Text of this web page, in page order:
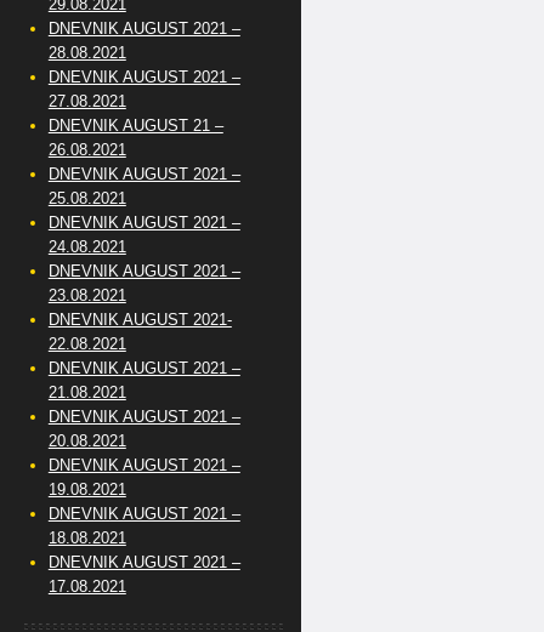
29.08.2021
DNEVNIK AUGUST 2021 –
28.08.2021
DNEVNIK AUGUST 2021 –
27.08.2021
DNEVNIK AUGUST 21 –
26.08.2021
DNEVNIK AUGUST 2021 –
25.08.2021
DNEVNIK AUGUST 2021 –
24.08.2021
DNEVNIK AUGUST 2021 –
23.08.2021
DNEVNIK AUGUST 2021-
22.08.2021
DNEVNIK AUGUST 2021 –
21.08.2021
DNEVNIK AUGUST 2021 –
20.08.2021
DNEVNIK AUGUST 2021 –
19.08.2021
DNEVNIK AUGUST 2021 –
18.08.2021
DNEVNIK AUGUST 2021 –
17.08.2021